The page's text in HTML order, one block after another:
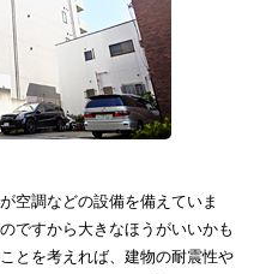
空調などの設備を備えていま
ですから大きなほうがいいかも
とを考えれば、建物の耐震性や